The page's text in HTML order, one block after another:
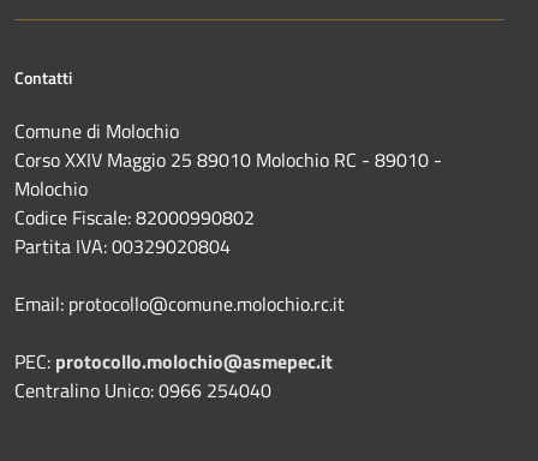
Contatti
Comune di Molochio
Corso XXIV Maggio 25 89010 Molochio RC - 89010 -
Molochio
Codice Fiscale: 82000990802
Partita IVA: 00329020804
Email: protocollo@comune.molochio.rc.it
PEC: protocollo.molochio@asmepec.it
Centralino Unico: 0966 254040